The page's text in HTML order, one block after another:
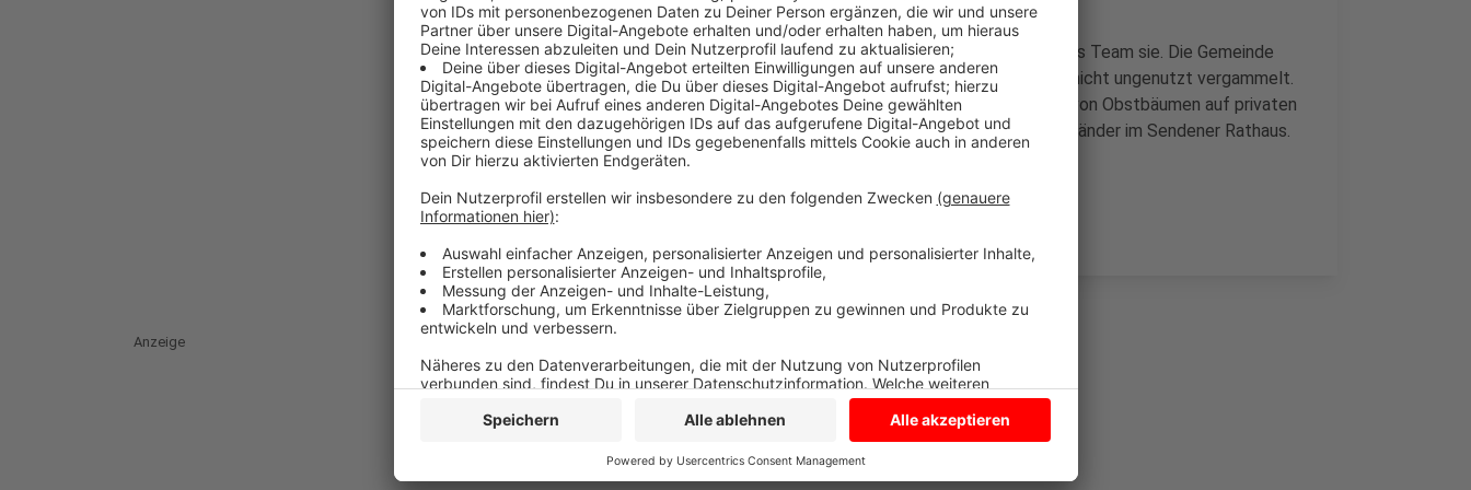
Wo die Bänder verschwunden oder ausgeblichen sind, erneuert das Team sie. Die Gemeinde
verteilt die Bänder an den Bäumen auf ihren Flächen, damit Obst nicht ungenutzt vergammelt.
In den vergangenen Jahren kam die Aktion gut an. Auch Besitzer von Obstbäumen auf privaten
Grundstücken können sich beteiligen. Sie bekommen die gelben Bänder im Sendener Rathaus.
Anzeige